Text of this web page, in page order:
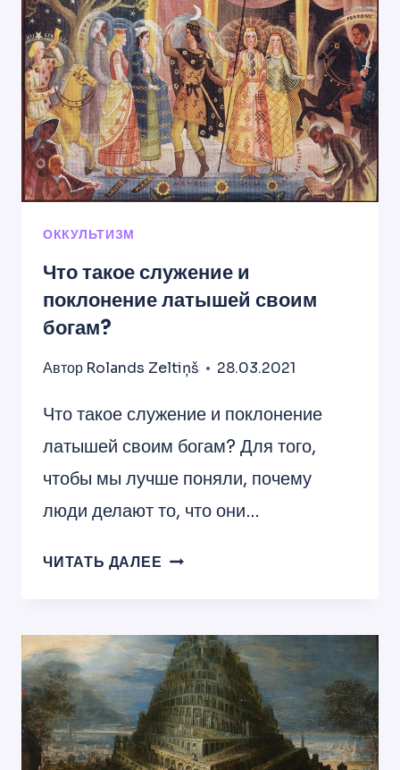
ХРИСТИАН?
ОККУЛЬТИЗМ
Что такое служение и
поклонение латышей своим
богам?
Автор Rolands Zeltiņš 28.03.2021
Что такое служение и поклонение
латышей своим богам? Для того,
чтобы мы лучше поняли, почему
люди делают то, что они…
ЧИТАТЬ ДАЛЕЕ ЧТО
И
ПОКЛОНЕНИЕ
ЛАТЫШЕЙ
СВОИМ
БОГАМ?